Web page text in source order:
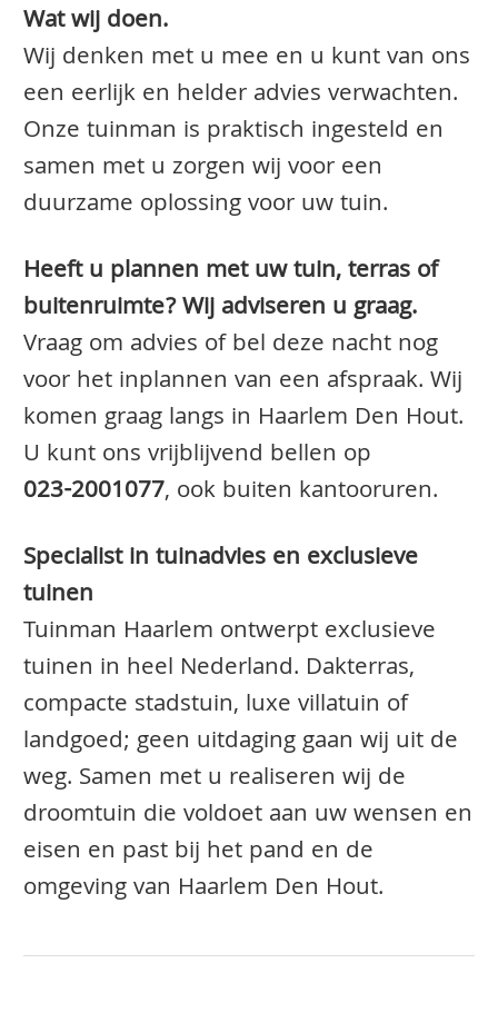
Wat wij doen.
Wij denken met u mee en u kunt van ons
een eerlijk en helder advies verwachten.
Onze tuinman is praktisch ingesteld en
samen met u zorgen wij voor een
duurzame oplossing voor uw tuin.
Heeft u plannen met uw tuin, terras of
buitenruimte? Wij adviseren u graag.
Vraag om advies of bel deze nacht nog
voor het inplannen van een afspraak. Wij
komen graag langs in Haarlem Den Hout.
U kunt ons vrijblijvend bellen op
023-2001077, ook buiten kantooruren.
Specialist in tuinadvies en exclusieve
tuinen
Tuinman Haarlem ontwerpt exclusieve
tuinen in heel Nederland. Dakterras,
compacte stadstuin, luxe villatuin of
landgoed; geen uitdaging gaan wij uit de
weg. Samen met u realiseren wij de
droomtuin die voldoet aan uw wensen en
eisen en past bij het pand en de
omgeving van Haarlem Den Hout.